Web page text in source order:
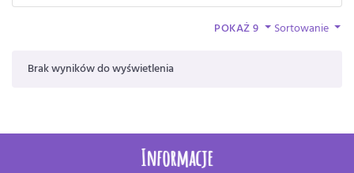
POKAŻ 9 Sortowanie
Brak wyników do wyświetlenia
Informacje